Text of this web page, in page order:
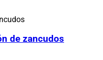
de zancudos